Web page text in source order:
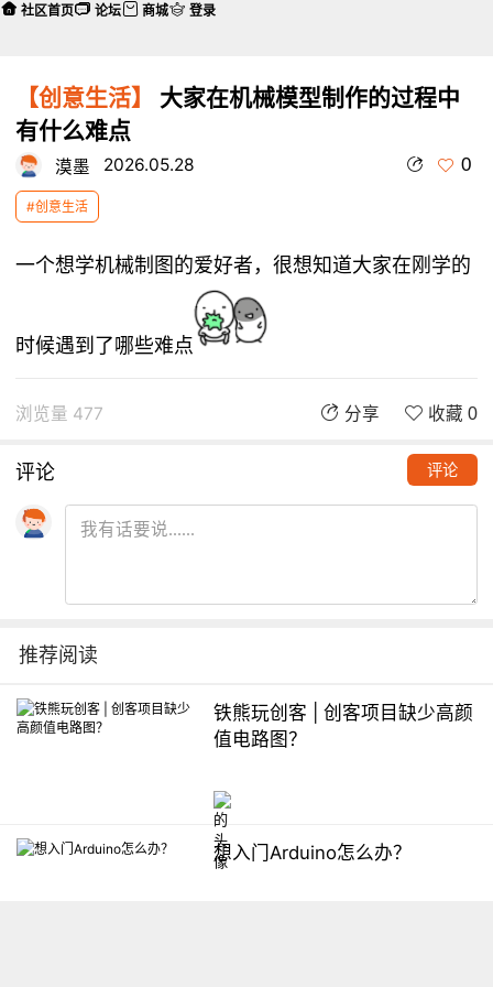
【创意生活】
大家在机械模型制作的过程中
有什么难点
漠墨 2026.05.28 0
#创意生活
一个想学机械制图的爱好者，很想知道大家在刚学的
时候遇到了哪些难点
浏览量 477 分享 收藏 0
评论 评论
推荐阅读
铁熊玩创客 | 创客项目缺少高颜
值电路图？
想入门Arduino怎么办？
社区首页 论坛 商城 登录